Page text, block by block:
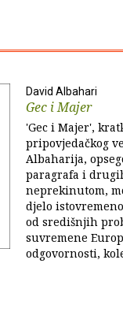
David Albahari
Gec i Majer
'Gec i Majer',
pripovjedačkog
Albaharija,
paragrafa i
neprekinutom,
djelo
od središnjih
suvremene
odgovornosti,